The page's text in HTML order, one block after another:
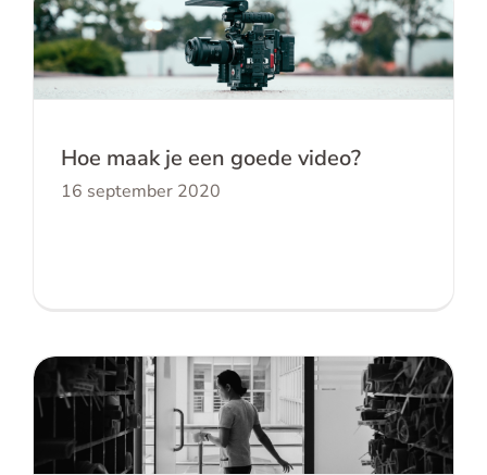
Hoe maak je een goede video?
Hoe maak je een goede video?
16 september 2020
Waarom heb je een document
controller nodig?